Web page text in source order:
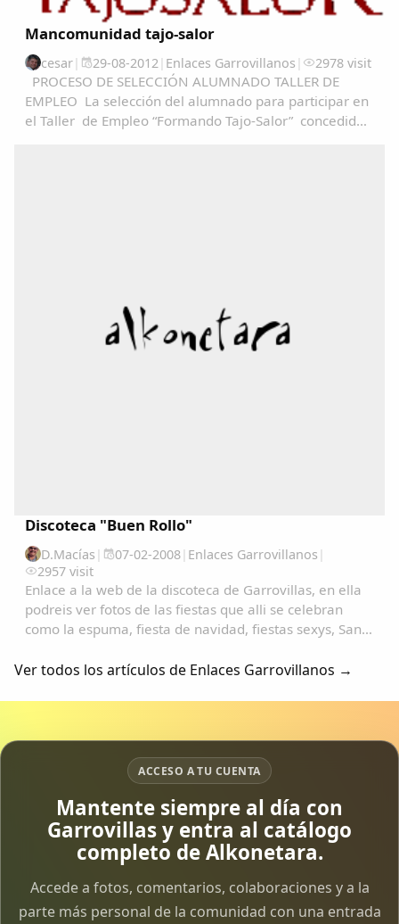
Mancomunidad tajo-salor
cesar| 29-08-2012| Enlaces Garrovillanos | 2978 visit
PROCESO DE SELECCIÓN ALUMNADO TALLER DE
EMPLEO La selección del alumnado para participar en
el Taller de Empleo “Formando Tajo-Salor” concedido
Discoteca "Buen Rollo"
D.Macías | 07-02-2008| Enlaces Garrovillanos |
2957 visit
Enlace a la web de la discoteca de Garrovillas, en ella
podreis ver fotos de las fiestas que alli se celebran
como la espuma, fiesta de navidad, fiestas sexys, San
Ver todos los artículos de Enlaces Garrovillanos →
ACCESO A TU CUENTA
Mantente siempre al día con
Garrovillas y entra al catálogo
completo de Alkonetara.
Accede a fotos, comentarios, colaboraciones y a la
parte más personal de la comunidad con una entrada